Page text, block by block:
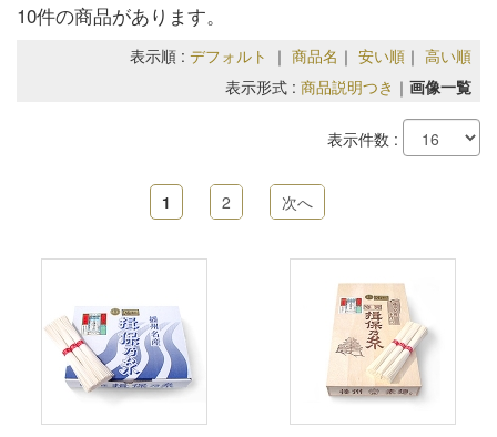
10件の商品があります。
表示順 : デフォルト ｜ 商品名 ｜ 安い順 ｜ 高い順
表示形式 : 商品説明つき ｜ 画像一覧
表示件数 :
1 2 次へ